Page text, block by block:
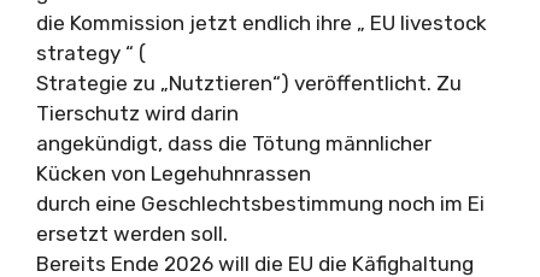
die Kommission jetzt endlich ihre „ EU livestock
strategy “ (
Strategie zu „Nutztieren“) veröffentlicht. Zu
Tierschutz wird darin
angekündigt, dass die Tötung männlicher
Kücken von Legehuhnrassen
durch eine Geschlechtsbestimmung noch im Ei
ersetzt werden soll.
Bereits Ende 2026 will die EU die Käfighaltung